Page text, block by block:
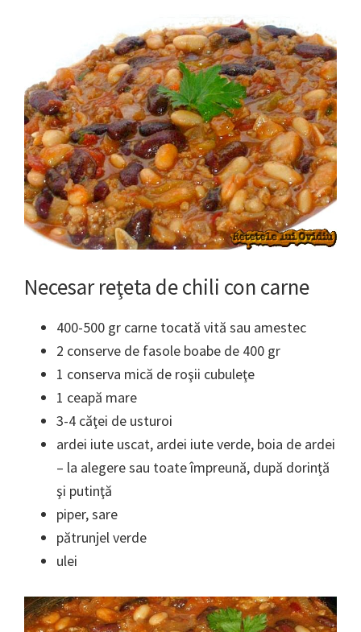
Necesar reţeta dechili con carne
400-500 gr carne tocată vită sau amestec
2 conserve de fasole boabe de 400 gr
1 conserva mică de roşii cubuleţe
1 ceapă mare
3-4 căţei de usturoi
ardei iute uscat, ardei iute verde, boia de ardei
– la alegere sau toate împreună, după dorinţă
şi putinţă
piper, sare
pătrunjel verde
ulei